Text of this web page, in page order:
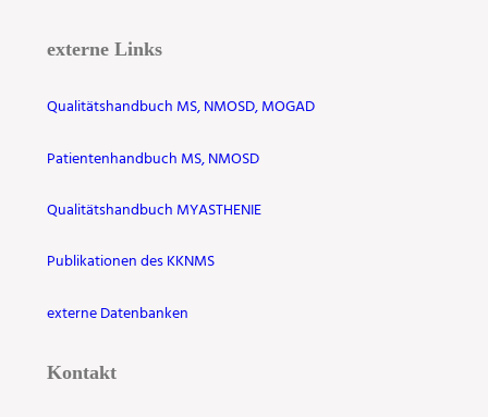
externe Links
Qualitätshandbuch MS, NMOSD, MOGAD
Patientenhandbuch MS, NMOSD
Qualitätshandbuch MYASTHENIE
Publikationen des KKNMS
externe Datenbanken
Kontakt